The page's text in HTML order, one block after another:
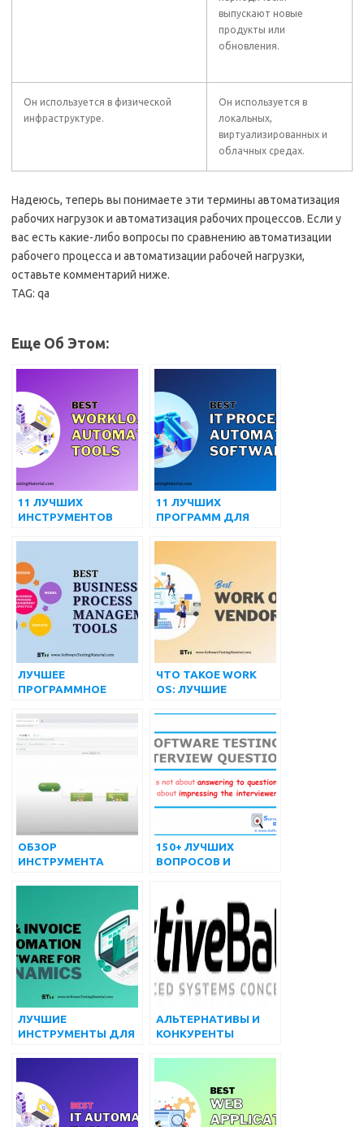
выпускают новые
продукты или
обновления.
Он используется в физической
инфраструктуре.
Он используется в
локальных,
виртуализированных и
облачных средах.
Надеюсь, теперь вы понимаете эти термины автоматизация
рабочих нагрузок и автоматизация рабочих процессов. Если у
вас есть какие-либо вопросы по сравнению автоматизации
рабочего процесса и автоматизации рабочей нагрузки,
оставьте комментарий ниже.
TAG: qa
Еще Об Этом:
11 ЛУЧШИХ
ИНСТРУМЕНТОВ
(БЕСПЛАТНЫХ И
ПЛАТНЫХ) НА 2022
ГОД
11 ЛУЧШИХ
ПРОГРАММ ДЛЯ
2022 ГОДУ
ЛУЧШЕЕ
ПРОГРАММНОЕ
УПРАВЛЕНИЯ
БИЗНЕС-
ПРОЦЕССАМИ |
ЧТО ТАКОЕ WORK
OS: ЛУЧШИЕ
OS В 2022 ГОДУ
ОБЗОР
ИНСТРУМЕНТА
ОЖИДАТЬ ОТ
ПОПУЛЯРНОГО
ИНСТРУМЕНТА
АВТОМАТИЗАЦИИ
РАБОЧЕЙ НАГРУЗКИ
(WLA) В 2022 ГОДУ
150+ ЛУЧШИХ
ВОПРОСОВ И
ТЕСТИРОВАНИИ
ПРОГРАММНОГО
ОБЕСПЕЧЕНИЯ
ЛУЧШИЕ
ИНСТРУМЕНТЫ ДЛЯ
АЛЬТЕРНАТИВЫ И
КОНКУРЕНТЫ